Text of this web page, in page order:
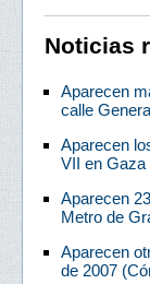
Noticias
Aparecen
calle
Aparecen
VII en Gaza
Aparecen
Metro de
Aparecen
de 2007